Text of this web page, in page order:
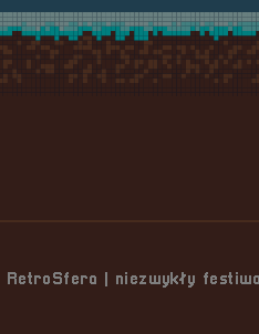
RetroSfera | niezwykły